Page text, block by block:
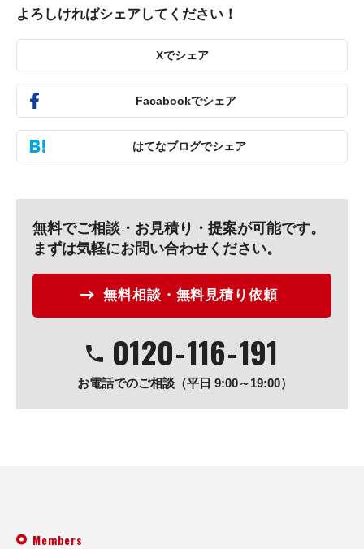
よろしければシェアしてください！
Xでシェア
Facabookでシェア
はてなブログでシェア
無料でご相談・お見積り・提案が可能です。
まずは気軽にお問い合わせください。
無料相談・無料見積り依頼
0120-116-191
お電話でのご相談（平日 9:00～19:00）
Members